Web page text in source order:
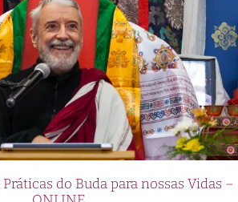
do Buda para nossas Vidas –